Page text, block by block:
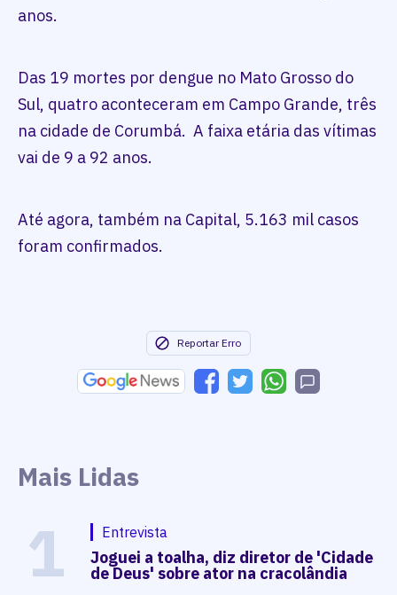
anos.
Das 19 mortes por dengue no Mato Grosso do
Sul, quatro aconteceram em Campo Grande, três
na cidade de Corumbá. A faixa etária das vítimas
vai de 9 a 92 anos.
Até agora, também na Capital, 5.163 mil casos
foram confirmados.
Reportar Erro
Mais Lidas
1 Entrevista
Joguei a toalha, diz diretor de 'Cidade
de Deus' sobre ator na cracolândia